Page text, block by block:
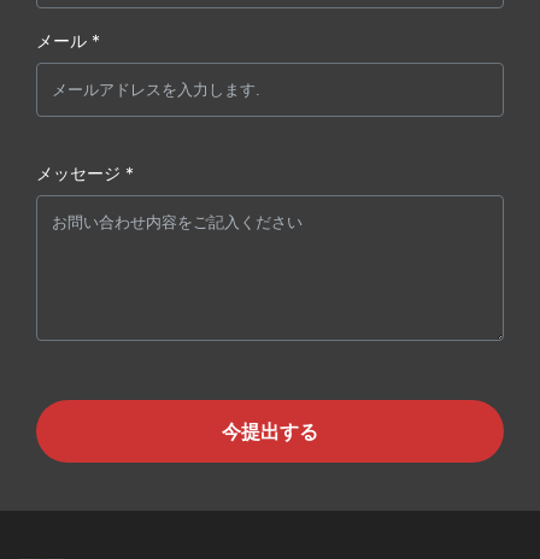
メール *
メッセージ *
今提出する